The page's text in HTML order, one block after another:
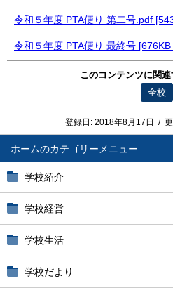
ホーム
学校紹介
学校経営
学校生活
学校だより
令和５年度 PTA便り 第二号.pdf
令和５年度 PTA便り 最終号
このコンテンツに関
全校
登録日: 2018年8月17日 /